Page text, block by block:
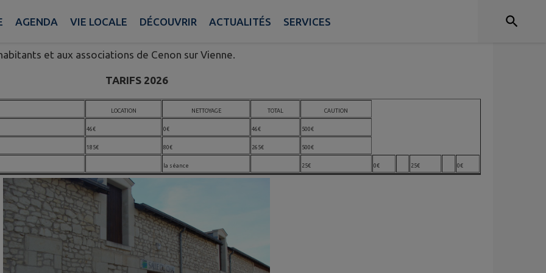
AGENDA VIE LOCALE DÉCOUVRIR ACTUALITÉS SERVICES
quatre feux gaz, un four, un lave-vaisselle et des dessertes.
et aux associations de Cenon sur Vienne.
TARIFS 2026
LOCATION NETTOYAGE TOTAL CAUTION
46€ 0€ 46€ 500€
185€ 80€ 265€ 500€
la séance 25€ 0€ 25€ 0€